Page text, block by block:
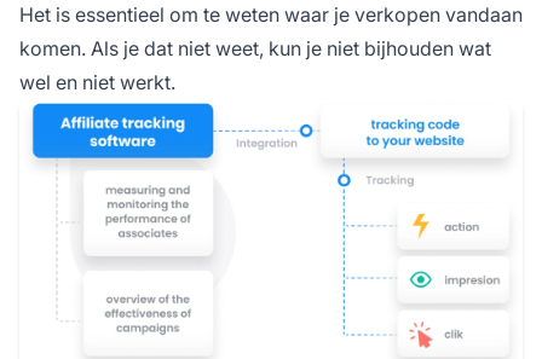
Het is essentieel om te weten waar je verkopen vandaan
komen. Als je dat niet weet, kun je niet bijhouden wat
wel en niet werkt.